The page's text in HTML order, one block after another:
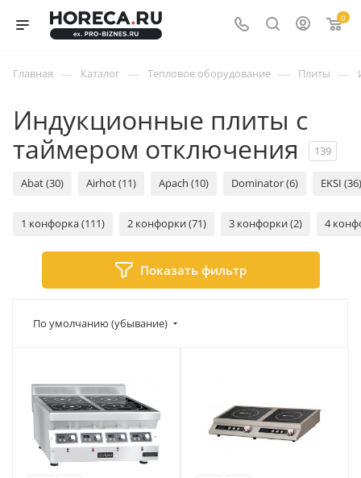
0
Главная — Каталог — Тепловое оборудование — Плиты —
Индукционные плиты с
таймером отключения
139
Abat (30) Airhot (11) Apach (10) Dominator (6) EKSI (36)
1 конфорка (111) 2 конфорки (71) 3 конфорки (2) 4
Показать фильтр
По умолчанию (убывание)